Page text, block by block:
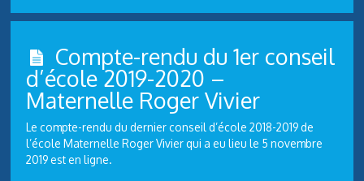
Compte-rendu du 1er conseil
d’école 2019-2020 –
Maternelle Roger Vivier
Le compte-rendu du dernier conseil d’école 2018-2019 de
l’école Maternelle Roger Vivier qui a eu lieu le 5 novembre
2019 est en ligne.